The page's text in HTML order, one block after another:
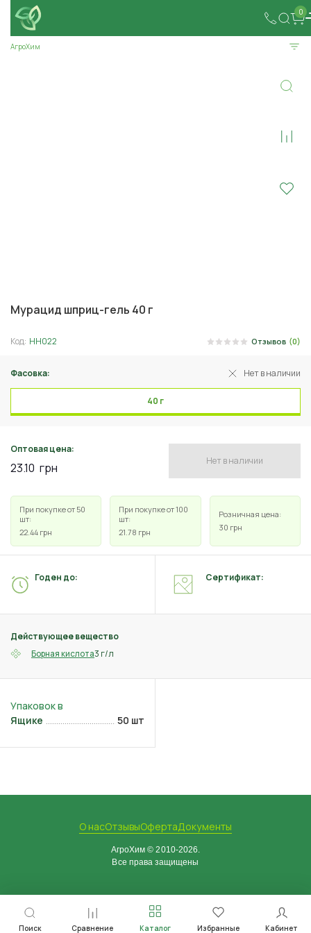
0
Поиск Сравнение Каталог Избранные Кабинет
АгроХим
Мурацид шприц-гель 40 г
Код: НН022 Отзывов (0)
Фасовка: Нет в наличии
40 г
Оптовая цена:
23.10 грн Нет в наличии
При покупке от 50
шт:
22.44 грн
При покупке от 100
шт:
21.78 грн
Розничная цена:
30 грн
Действующее вещество
Борная кислота3 г/л
Годен до: Сертификат:
Ящике 50 шт
О насОтзывыОфертаДокументы
АгроХим © 2010-2026.
Все права защищены